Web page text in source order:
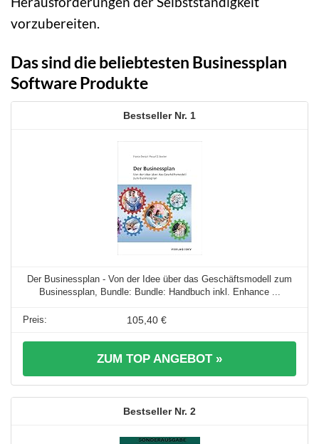
vorzubereiten.
Das sind die beliebtesten Businessplan
Software Produkte
1
Der Businessplan - Von der Idee über das Geschäftsmodell zum
Businessplan, Bundle: Bundle: Handbuch inkl. Enhance ...
105,40 €
ZUM TOP ANGEBOT »
2